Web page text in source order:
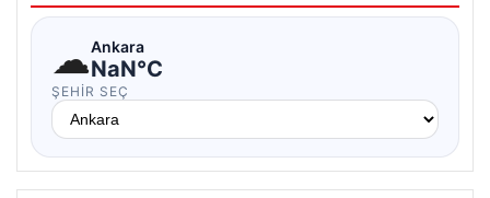
☁Ankara
NaN°C
ŞEHIR SEÇ